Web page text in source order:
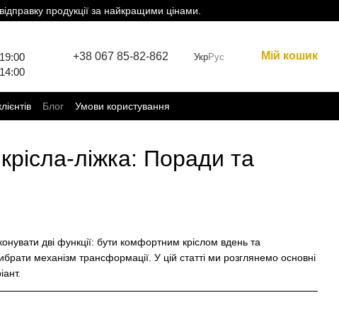
продукції за найкращими цінами.
+38 067 85-82-862 УкрРус Мій кошик
Блог Умови користування
ліжка: Поради та
дві функції: бути комфортним кріслом вдень та
механізм трансформації. У цій статті ми розглянемо основні